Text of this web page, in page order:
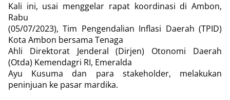
Kali ini, usai menggelar rapat koordinasi di Ambon,
Rabu
(05/07/2023), Tim Pengendalian Inflasi Daerah (TPID)
Kota Ambon bersama Tenaga
Ahli Direktorat Jenderal (Dirjen) Otonomi Daerah
(Otda) Kemendagri RI, Emeralda
Ayu Kusuma dan para stakeholder, melakukan
peninjuan ke pasar mardika.